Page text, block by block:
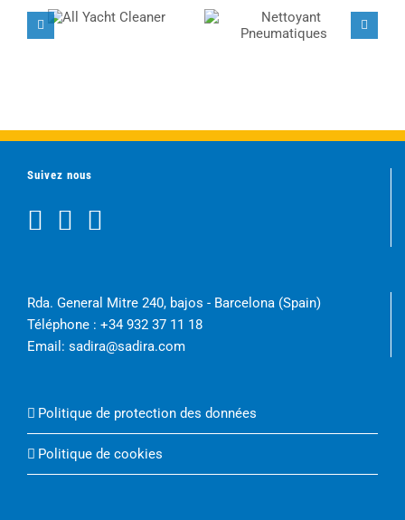
All Yacht
Nettoyant
Pneumatiques
Suivez nous
Rda. General Mitre 240, bajos - Barcelona (Spain)
Téléphone : +34 932 37 11 18
Email: sadira@sadira.com
Politique de protection des données
Politique de cookies